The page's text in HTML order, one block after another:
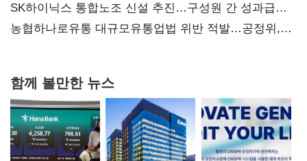
확대
SK하이닉스 통합노조 신설 추진…구성원 간 성과급
불만 확산
농협하나로유통 대규모유통업법 위반 적발…공정위,
함께 볼만한 뉴스